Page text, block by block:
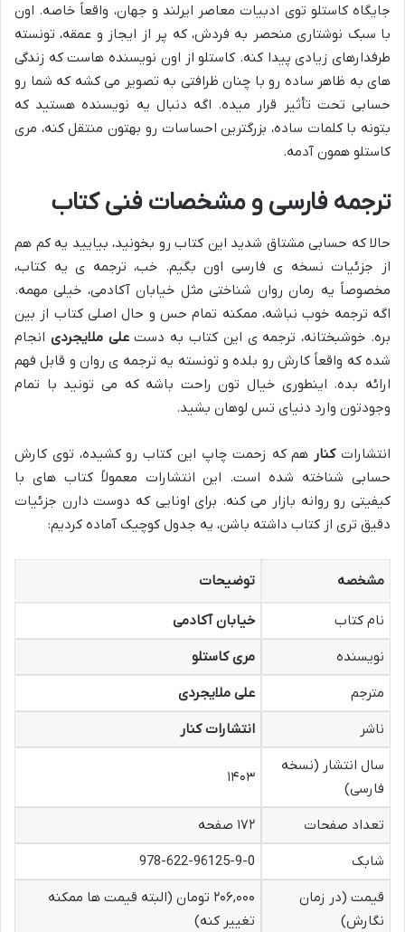
جایگاه کاستلو توی ادبیات معاصر ایرلند و جهان، واقعاً خاصه. اون
با سبک نوشتاری منحصر به فردش، که پر از ایجاز و عمقه، تونسته
طرفدارهای زیادی پیدا کنه. کاستلو از اون نویسنده هاست که زندگی
های به ظاهر ساده رو با چنان ظرافتی به تصویر می کشه که شما رو
حسابی تحت تأثیر قرار میده. اگه دنبال یه نویسنده هستید که
بتونه با کلمات ساده، بزرگترین احساسات رو بهتون منتقل کنه، مری
کاستلو همون آدمه.
ترجمه فارسی و مشخصات فنی کتاب
حالا که حسابی مشتاق شدید این کتاب رو بخونید، بیایید یه کم هم
از جزئیات نسخه ی فارسی اون بگیم. خب، ترجمه ی یه کتاب،
مخصوصاً یه رمان روان شناختی مثل خیابان آکادمی، خیلی مهمه.
اگه ترجمه خوب نباشه، ممکنه تمام حس و حال اصلی کتاب از بین
بره. خوشبختانه، ترجمه ی این کتاب به دستعلی ملایجردی انجام
شده که واقعاً کارش رو بلده و تونسته یه ترجمه ی روان و قابل فهم
ارائه بده. اینطوری خیال تون راحت باشه که می تونید با تمام
وجودتون وارد دنیای تس لوهان بشید.
انتشاراتکنار هم که زحمت چاپ این کتاب رو کشیده، توی کارش
حسابی شناخته شده است. این انتشارات معمولاً کتاب های با
کیفیتی رو روانه بازار می کنه. برای اونایی که دوست دارن جزئیات
دقیق تری از کتاب داشته باشن، یه جدول کوچیک آماده کردیم:
مشخصه توضیحات
نام کتاب
خیابان آکادمی
نویسنده
مری کاستلو
مترجم
علی ملایجردی
ناشر
انتشارات کنار
سال انتشار (نسخه
فارسی)
۱۴۰۳
تعداد صفحات
۱۷۲ صفحه
شابک
978-622-96125-9-0
قیمت (در زمان
نگارش)
۲۰۶,۰۰۰ تومان (البته قیمت ها ممکنه
تغییر کنه)